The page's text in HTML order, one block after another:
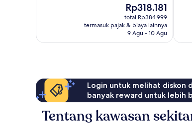
Harga
sekarang
Rp318.181
Rp318.181
total Rp384.999
termasuk pajak & biaya lainnya
9 Agu - 10 Agu
Login untuk melihat diskon
banyak reward untuk lebih
Tentang kawasan